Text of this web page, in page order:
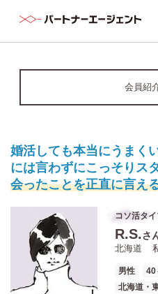
会員紹
婚活しても本当にうまく
には言わずにこっそりス
会ったことを正直に言え
コソ活タ
R.S.さ
北海道
男性 40
北海道・